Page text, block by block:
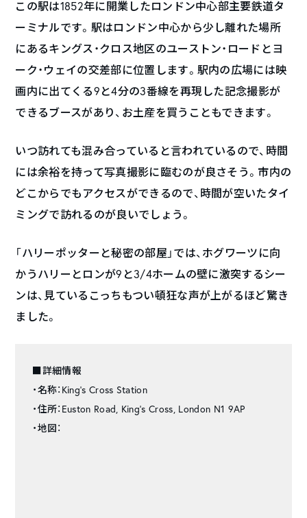
この駅は1852年に開業したロンドン中心部主要鉄道タ
ーミナルです。駅はロンドン中心から少し離れた場所
にあるキングス・クロス地区のユーストン・ロードとヨ
ーク・ウェイの交差部に位置します。駅内の広場には映
画内に出てくる9と4分の3番線を再現した記念撮影が
できるブースがあり、お土産を買うこともできます。
いつ訪れても混み合っていると言われているので、時間
には余裕を持って写真撮影に臨むのが良さそう。市内の
どこからでもアクセスができるので、時間が空いたタイ
ミングで訪れるのが良いでしょう。
「ハリーポッターと秘密の部屋」では、ホグワーツに向
かうハリーとロンが9と3/4ホームの壁に激突するシー
ンは、見ているこっちもつい頓狂な声が上がるほど驚き
ました。
■詳細情報
・名称：King’s Cross Station
・住所：Euston Road, King’s Cross, London N1 9AP
・地図：